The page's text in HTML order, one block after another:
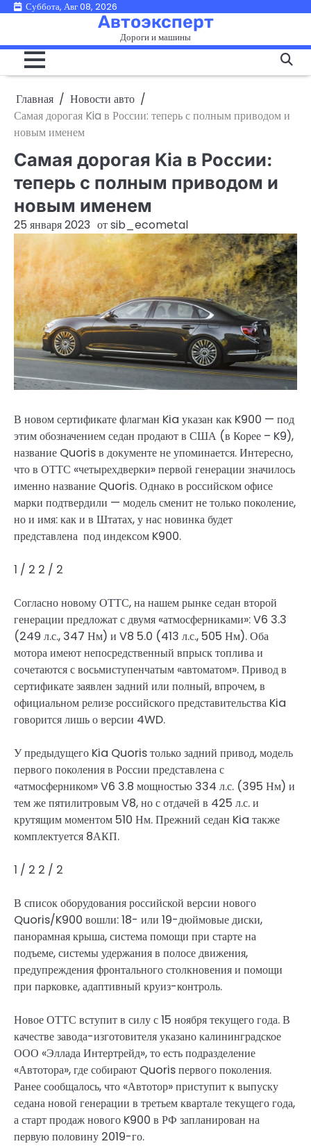
ПерейтиСуббота, Авг 08, 2026
Автоэксперт
Дороги и машины
Главная
Новости авто
Самая дорогая Kia в России: теперь с полным приводом и
новым именем
Самая дорогая Kia в России:
теперь с полным приводом и
новым именем
25 января 2023 отsib_ecometal
В новом сертификате флагман Kia указан как K900 — под
этим обозначением седан продают в США (в Корее – K9),
название Quoris в документе не упоминается. Интересно,
что в ОТТС «четырехдверки» первой генерации значилось
именно название Quoris. Однако в российском офисе
марки подтвердили — модель сменит не только поколение,
но и имя: как и в Штатах, у нас новинка будет
представлена под индексом K900.
1 / 2 2 / 2
Согласно новому ОТТС, на нашем рынке седан второй
генерации предложат с двумя «атмосферниками»: V6 3.3
(249 л.с., 347 Нм) и V8 5.0 (413 л.с., 505 Нм). Оба
мотора имеют непосредственный впрыск топлива и
сочетаются с восьмиступенчатым «автоматом». Привод в
сертификате заявлен задний или полный, впрочем, в
официальном релизе российского представительства Kia
говорится лишь о версии 4WD.
У предыдущего Kia Quoris только задний привод, модель
первого поколения в России представлена с
«атмосферником» V6 3.8 мощностью 334 л.с. (395 Нм) и
тем же пятилитровым V8, но с отдачей в 425 л.с. и
крутящим моментом 510 Нм. Прежний седан Kia также
комплектуется 8АКП.
1 / 2 2 / 2
В список оборудования российской версии нового
Quoris/K900 вошли: 18- или 19-дюймовые диски,
панорамная крыша, система помощи при старте на
подъеме, системы удержания в полосе движения,
предупреждения фронтального столкновения и помощи
при парковке, адаптивный круиз-контроль.
Новое ОТТС вступит в силу с 15 ноября текущего года. В
качестве завода-изготовителя указано калининградское
ООО «Эллада Интертрейд», то есть подразделение
«Автотора», где собирают Quoris первого поколения.
Ранее сообщалось, что «Автотор» приступит к выпуску
седана новой генерации в третьем квартале текущего года,
а старт продаж нового K900 в РФ запланирован на
первую половину 2019-го.